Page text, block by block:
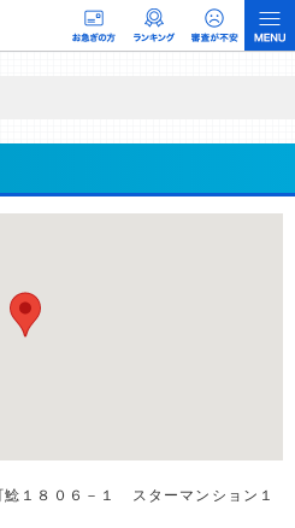
編集部の調査／ユーザーへの口コミ収集な
を行っています。
鯰１８０６－１ スターマンション１